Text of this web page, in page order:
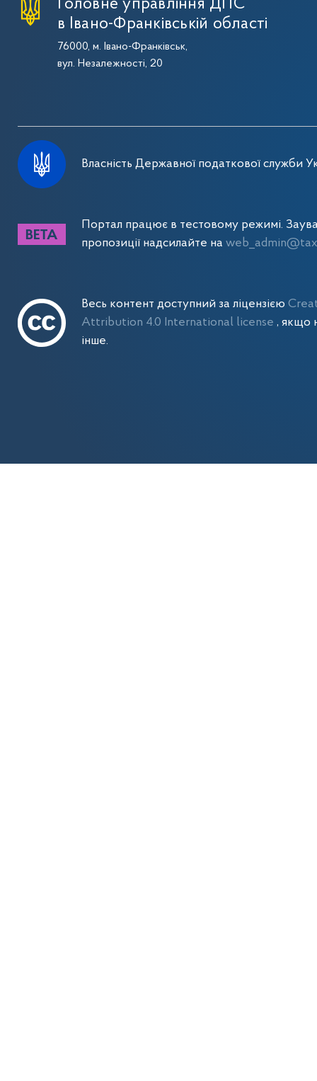
Головне управління ДПС
в Івано-Франківській області
76000, м. Івано-Франківськ,
вул. Незалежності, 20
Власність Державної податкової служби
Портал працює в тестовому режимі.
пропозиції надсилайте на
Весь контент доступний за ліцензією
Attribution 4.0 International license , якщо
інше.